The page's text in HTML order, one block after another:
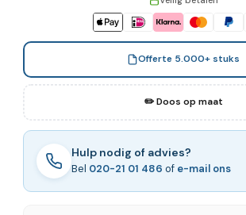
Offerte 5.000+ stuks
✏️ Doos op maat
Hulp nodig of advies?
Bel 020-21 01 486 of e-mail ons